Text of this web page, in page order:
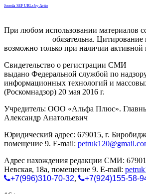
Joomla SEF URLs by Artio
При любом использовании материалов
обязательна. Цитирование
возможно только при наличии активной
Свидетельство о регистрации СМИ
выдано Федеральной службой по
информационных технологий и
(Роскомнадзор) 20 мая 2016 г.
Учредитель: ООО «Альфа Плюс».
Александр Анатольевич
Юридический адрес: 679015, г.
помещение 9. E-mail:
Адрес нахождения редакции СМИ:
Невская, 18а, помещение 9. E-mail:
+7(996)310-70-32,
+7(924)155-58-